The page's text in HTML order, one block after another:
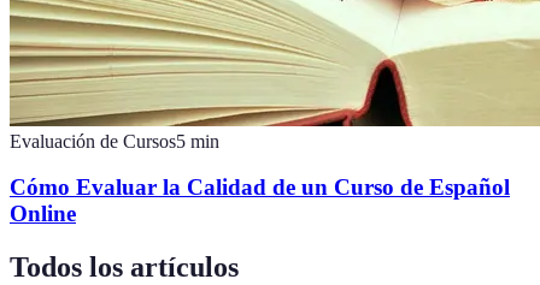
Evaluación de Cursos5 min
Cómo Evaluar la Calidad de un Curso de Español
Online
Todos los artículos